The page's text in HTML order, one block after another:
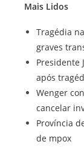
Mais Lidos
Tragédia
graves
Presidente
após
Wenger
cancelar
Província
de mpox